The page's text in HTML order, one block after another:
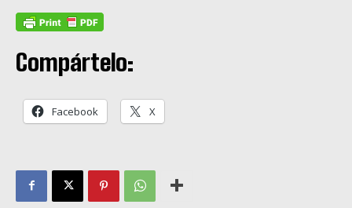
Compártelo:
Facebook X